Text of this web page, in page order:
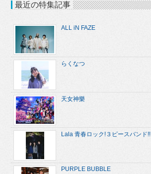
最近の特集記事
ALL iN FAZE
らくなつ
天女神樂
Lala 青春ロック!３ピースバンド!!
PURPLE BUBBLE